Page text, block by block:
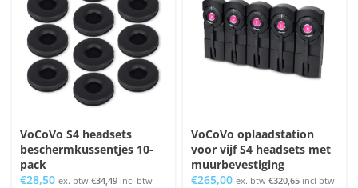
VoCoVo S4 headsets
beschermkussentjes 10-
pack
€28,50 ex. btw €34,49 incl btw
VoCoVo oplaadstation
voor vijf S4 headsets met
muurbevestiging
€265,00 ex. btw €320,65 incl btw